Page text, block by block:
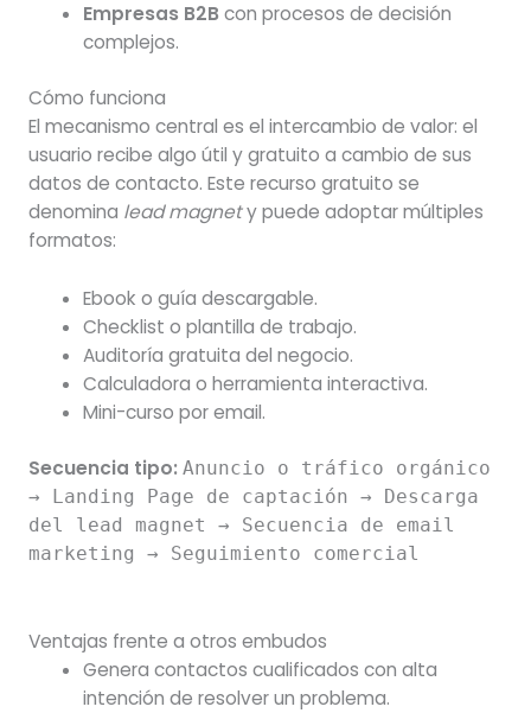
Empresas B2B con procesos de decisión
complejos.
Cómo funciona
El mecanismo central es el intercambio de valor: el
usuario recibe algo útil y gratuito a cambio de sus
datos de contacto. Este recurso gratuito se
denomina lead magnety puede adoptar múltiples
formatos:
Ebook o guía descargable.
Checklist o plantilla de trabajo.
Auditoría gratuita del negocio.
Calculadora o herramienta interactiva.
Mini-curso por email.
Secuencia tipo: Anuncio o tráfico orgánico
→ Landing Page de captación → Descarga
del lead magnet → Secuencia de email
marketing → Seguimiento comercial
Ventajas frente a otros embudos
Genera contactos cualificados con alta
intención de resolver un problema.